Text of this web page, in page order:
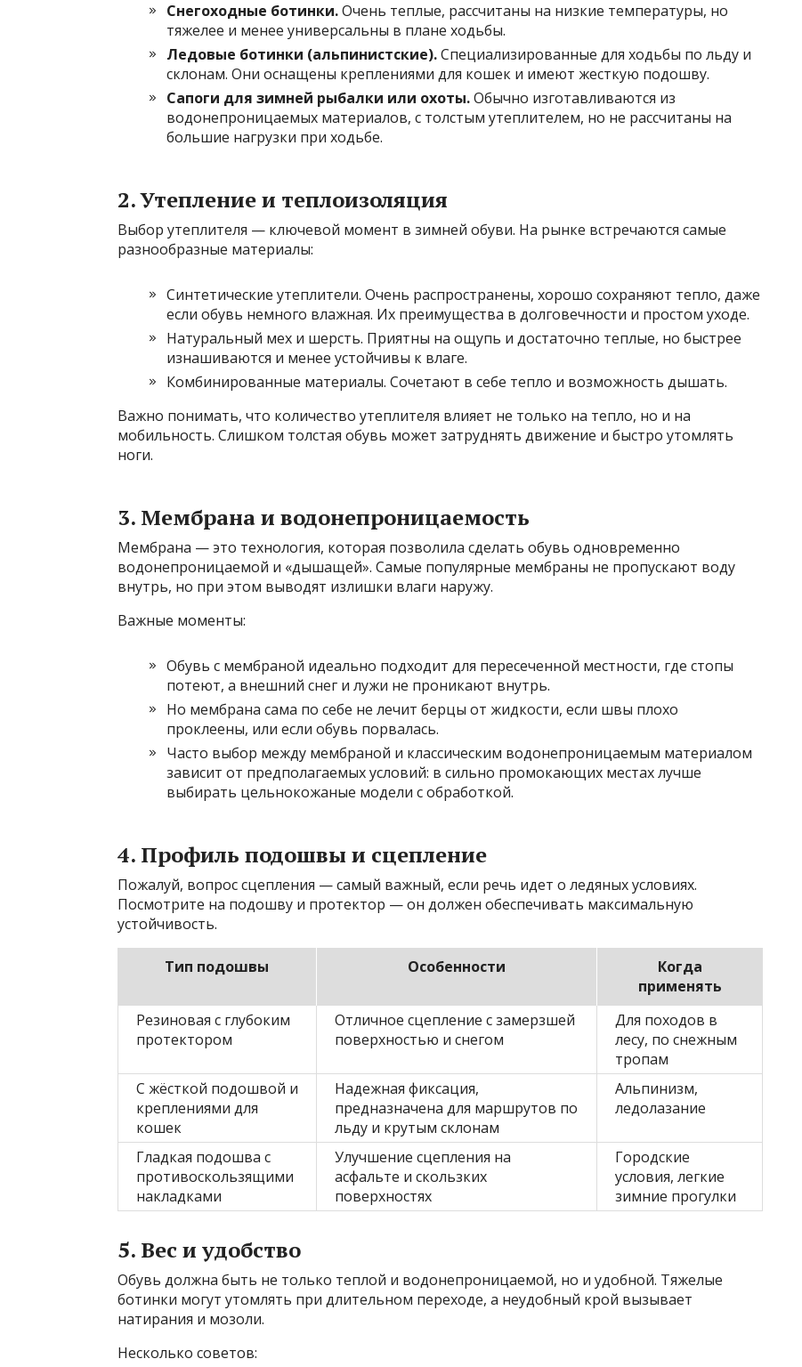
Снегоходные ботинки.Очень теплые, рассчитаны на низкие температуры, но
тяжелее и менее универсальны в плане ходьбы.
Ледовые ботинки (альпинистские).Специализированные для ходьбы по льду и
склонам. Они оснащены креплениями для кошек и имеют жесткую подошву.
Сапоги для зимней рыбалки или охоты.Обычно изготавливаются из
водонепроницаемых материалов, с толстым утеплителем, но не рассчитаны на
большие нагрузки при ходьбе.
2. Утепление и теплоизоляция
Выбор утеплителя — ключевой момент в зимней обуви. На рынке встречаются самые
разнообразные материалы:
Синтетические утеплители. Очень распространены, хорошо сохраняют тепло, даже
если обувь немного влажная. Их преимущества в долговечности и простом уходе.
Натуральный мех и шерсть. Приятны на ощупь и достаточно теплые, но быстрее
изнашиваются и менее устойчивы к влаге.
Комбинированные материалы. Сочетают в себе тепло и возможность дышать.
Важно понимать, что количество утеплителя влияет не только на тепло, но и на
мобильность. Слишком толстая обувь может затруднять движение и быстро утомлять
ноги.
3. Мембрана и водонепроницаемость
Мембрана — это технология, которая позволила сделать обувь одновременно
водонепроницаемой и «дышащей». Самые популярные мембраны не пропускают воду
внутрь, но при этом выводят излишки влаги наружу.
Важные моменты:
Обувь с мембраной идеально подходит для пересеченной местности, где стопы
потеют, а внешний снег и лужи не проникают внутрь.
Но мембрана сама по себе не лечит берцы от жидкости, если швы плохо
проклеены, или если обувь порвалась.
Часто выбор между мембраной и классическим водонепроницаемым материалом
зависит от предполагаемых условий: в сильно промокающих местах лучше
выбирать цельнокожаные модели с обработкой.
4. Профиль подошвы и сцепление
Пожалуй, вопрос сцепления — самый важный, если речь идет о ледяных условиях.
Посмотрите на подошву и протектор — он должен обеспечивать максимальную
устойчивость.
Тип подошвы Особенности
Когда
применять
Резиновая с глубоким
протектором
Отличное сцепление с замерзшей
поверхностью и снегом
Для походов в
лесу, по снежным
тропам
С жёсткой подошвой и
креплениями для
кошек
Надежная фиксация,
предназначена для маршрутов по
льду и крутым склонам
Альпинизм,
ледолазание
Гладкая подошва с
противоскользящими
накладками
Улучшение сцепления на
асфальте и скользких
поверхностях
Городские
условия, легкие
зимние прогулки
5. Вес и удобство
Обувь должна быть не только теплой и водонепроницаемой, но и удобной. Тяжелые
ботинки могут утомлять при длительном переходе, а неудобный крой вызывает
натирания и мозоли.
Несколько советов: